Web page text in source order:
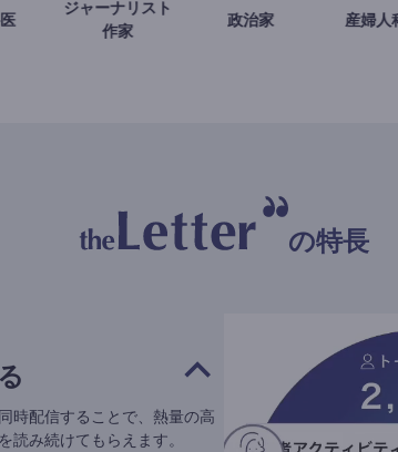
藤野智哉
精神科医 鈴木エイト
ジャーナリスト
の特長
時配信することで、熱量の高
読み続けてもらえます。